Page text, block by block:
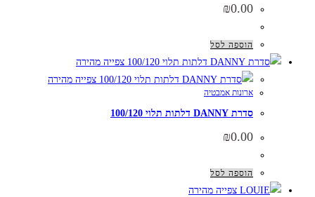
₪0.00
הוספה לסל
צפייה מהירה
צפייה מהירה
ארונות אמבטיה
סדרת DANNY דלתות תלוי 100/120
₪0.00
הוספה לסל
צפייה מהירה